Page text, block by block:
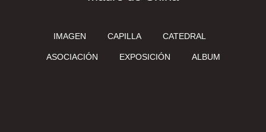
IMAGEN CAPILLA CATEDRAL
ASOCIACIÓN EXPOSICIÓN ALBUM